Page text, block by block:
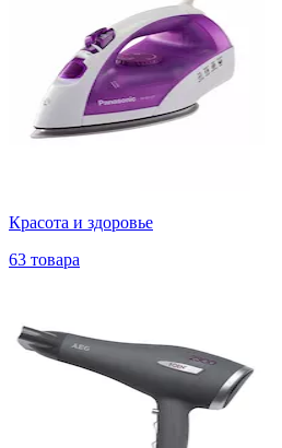
Красота и здоровье
63 товара